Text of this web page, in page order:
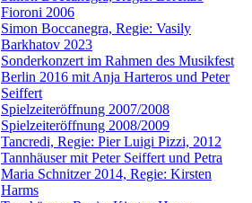
Fioroni 2006
Simon Boccanegra, Regie: Vasily
Barkhatov 2023
Sonderkonzert im Rahmen des Musikfest
Berlin 2016 mit Anja Harteros und Peter
Seiffert
Spielzeiteröffnung 2007/2008
Spielzeiteröffnung 2008/2009
Tancredi, Regie: Pier Luigi Pizzi, 2012
Tannhäuser mit Peter Seiffert und Petra
Maria Schnitzer 2014, Regie: Kirsten
Harms